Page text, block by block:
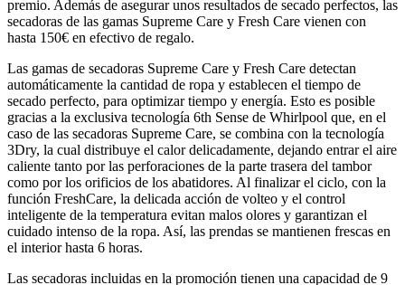
premio. Además de asegurar unos resultados de secado perfectos, las
secadoras de las gamas Supreme Care y Fresh Care vienen con
hasta 150€ en efectivo de regalo.
Las gamas de secadoras Supreme Care y Fresh Care detectan
automáticamente la cantidad de ropa y establecen el tiempo de
secado perfecto, para optimizar tiempo y energía. Esto es posible
gracias a la exclusiva tecnología 6th Sense de Whirlpool que, en el
caso de las secadoras Supreme Care, se combina con la tecnología
3Dry, la cual distribuye el calor delicadamente, dejando entrar el aire
caliente tanto por las perforaciones de la parte trasera del tambor
como por los orificios de los abatidores. Al finalizar el ciclo, con la
función FreshCare, la delicada acción de volteo y el control
inteligente de la temperatura evitan malos olores y garantizan el
cuidado intenso de la ropa. Así, las prendas se mantienen frescas en
el interior hasta 6 horas.
Las secadoras incluidas en la promoción tienen una capacidad de 9